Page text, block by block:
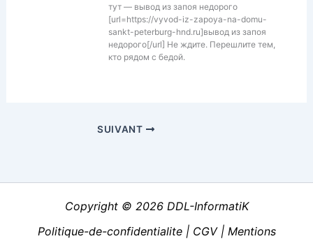
тут — вывод из запоя недорого
[url=https://vyvod-iz-zapoya-na-domu-
sankt-peterburg-hnd.ru]вывод из запоя
недорого[/url] Не ждите. Перешлите тем,
кто рядом с бедой.
SUIVANT
Copyright © 2026 DDL-InformatiK
Politique-de-confidentialite | CGV | Mentions